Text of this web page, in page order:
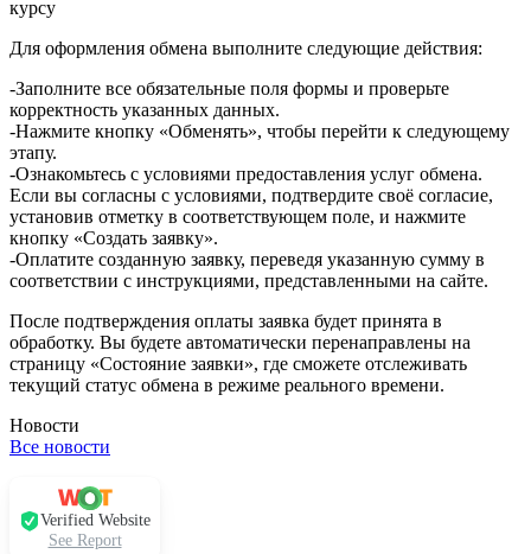
курсу
Для оформления обмена выполните следующие действия:
-Заполните все обязательные поля формы и проверьте
корректность указанных данных.
-Нажмите кнопку «Обменять», чтобы перейти к следующему
этапу.
-Ознакомьтесь с условиями предоставления услуг обмена.
Если вы согласны с условиями, подтвердите своё согласие,
установив отметку в соответствующем поле, и нажмите
кнопку «Создать заявку».
-Оплатите созданную заявку, переведя указанную сумму в
соответствии с инструкциями, представленными на сайте.
После подтверждения оплаты заявка будет принята в
обработку. Вы будете автоматически перенаправлены на
страницу «Состояние заявки», где сможете отслеживать
текущий статус обмена в режиме реального времени.
Новости
Все новости
Verified Website
See Report